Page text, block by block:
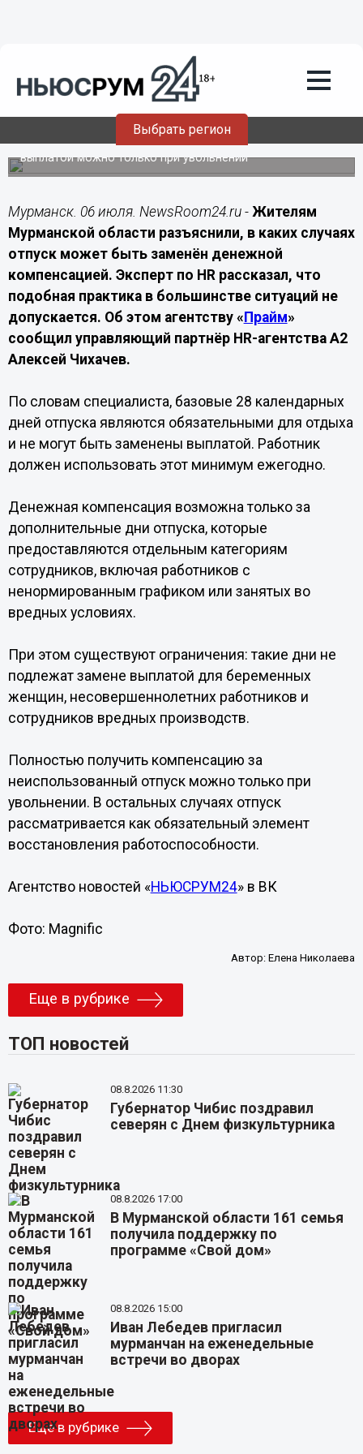
Выбрать регион
Жителям Мурманской области
объяснили, когда отпуск можно
заменить деньгами
Эксперт разъяснил, что полностью заменить отпуск
выплатой можно только при увольнении
Мурманск. 06 июля. NewsRoom24.ru - Жителям
Мурманской области разъяснили, в каких случаях
отпуск может быть заменён денежной
компенсацией. Эксперт по HR рассказал, что
подобная практика в большинстве ситуаций не
допускается. Об этом агентству « Прайм»
сообщил управляющий партнёр HR-агентства А2
Алексей Чихачев.
По словам специалиста, базовые 28 календарных
дней отпуска являются обязательными для отдыха
и не могут быть заменены выплатой. Работник
должен использовать этот минимум ежегодно.
Денежная компенсация возможна только за
дополнительные дни отпуска, которые
предоставляются отдельным категориям
сотрудников, включая работников с
ненормированным графиком или занятых во
вредных условиях.
При этом существуют ограничения: такие дни не
подлежат замене выплатой для беременных
женщин, несовершеннолетних работников и
сотрудников вредных производств.
Полностью получить компенсацию за
неиспользованный отпуск можно только при
увольнении. В остальных случаях отпуск
рассматривается как обязательный элемент
восстановления работоспособности.
Агентство новостей «НЬЮСРУМ24» в ВК
Фото: Magnific
Автор:Елена Николаева
Еще в рубрике
ТОП новостей
08.8.2026 11:30
Губернатор Чибис поздравил
северян с Днем физкультурника
08.8.2026 17:00
В Мурманской области 161 семья
получила поддержку по
программе «Свой дом»
08.8.2026 15:00
Иван Лебедев пригласил
мурманчан на еженедельные
встречи во дворах
Еще в рубрике